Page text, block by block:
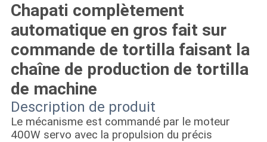
Chapati complètement
automatique en gros fait sur
commande de tortilla faisant la
chaîne de production de tortilla
de machine
Description de produit
Le mécanisme est commandé par le moteur
400W servo avec la propulsion du précis